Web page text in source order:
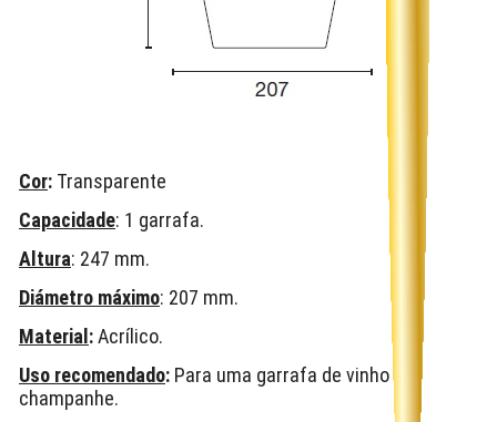
Cor: Transparente
Capacidade: 1 garrafa.
Altura: 247 mm.
Diámetro máximo: 207 mm.
Material:Acrílico.
Uso recomendado: Para uma garrafa de vinho ou
champanhe.